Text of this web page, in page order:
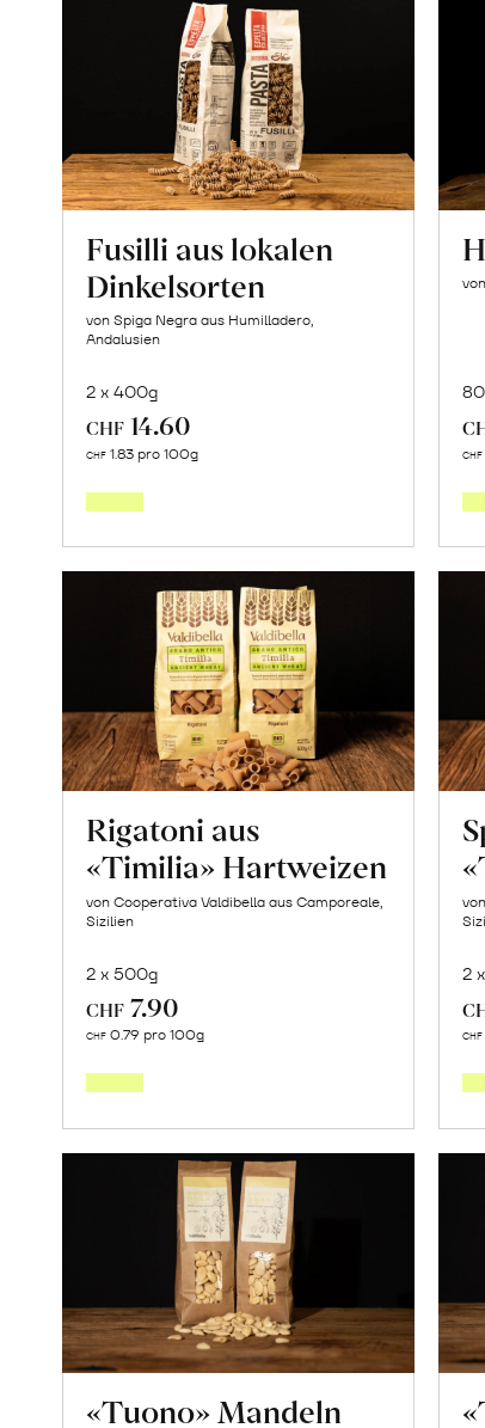
Fusilli aus lokalen
Dinkelsorten
von Spiga Negra aus Humilladero,
Andalusien
2 x 400g
CHF 14.60
CHF 1.83 pro 100g CHF
Rigatoni aus
«Timilia» Hartweizen
von Cooperativa Valdibella aus Camporeale,
Sizilien
2 x 500g
CHF 7.90
CHF 0.79 pro 100g
2
CHF
«Tuono» Mandeln